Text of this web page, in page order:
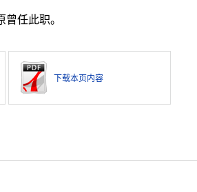
任此职。
下载本页内容